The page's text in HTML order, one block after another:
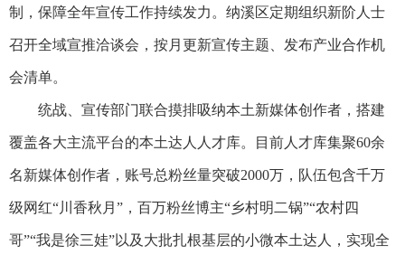
制，保障全年宣传工作持续发力。纳溪区定期组织新阶人士
召开全域宣推洽谈会，按月更新宣传主题、发布产业合作机
会清单。
统战、宣传部门联合摸排吸纳本土新媒体创作者，搭建
覆盖各大主流平台的本土达人人才库。目前人才库集聚60余
名新媒体创作者，账号总粉丝量突破2000万，队伍包含千万
级网红“川香秋月”，百万粉丝博主“乡村明二锅”“农村四
哥”“我是徐三娃”以及大批扎根基层的小微本土达人，实现全